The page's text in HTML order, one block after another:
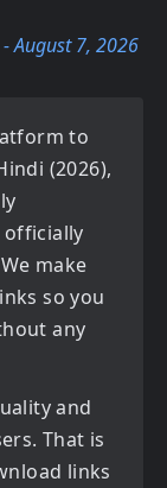
- August 7, 2026
to
(2026),
officially
make
so you
any
and
That is
links